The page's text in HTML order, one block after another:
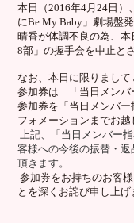
本日（2016年4月24日）
にBe My Baby」劇場盤
晴香が体調不良の為、
8部」の握手会を中止と
なお、本日に限りまし
参加券は 「当日メンバ
参加券を「当日メンバ
フォメーションまでお越
上記、「当日メンバー
客様への今後の振替・
頂きます。
参加券をお持ちのお客
とを深くお詫び申し上げ